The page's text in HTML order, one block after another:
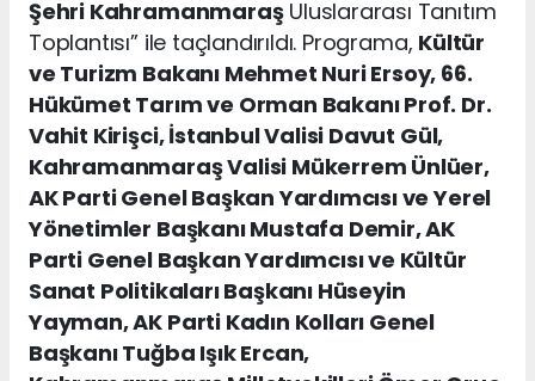
Şehri KahramanmaraşUluslararası Tanıtım
Toplantısı” ile taçlandırıldı. Programa, Kültür
ve Turizm Bakanı Mehmet Nuri Ersoy, 66.
Hükümet Tarım ve Orman Bakanı Prof. Dr.
Vahit Kirişci, İstanbul Valisi Davut Gül,
Kahramanmaraş Valisi Mükerrem Ünlüer,
AK Parti Genel Başkan Yardımcısı ve Yerel
Yönetimler Başkanı Mustafa Demir, AK
Parti Genel Başkan Yardımcısı ve Kültür
Sanat Politikaları Başkanı Hüseyin
Yayman, AK Parti Kadın Kolları Genel
Başkanı Tuğba Işık Ercan,